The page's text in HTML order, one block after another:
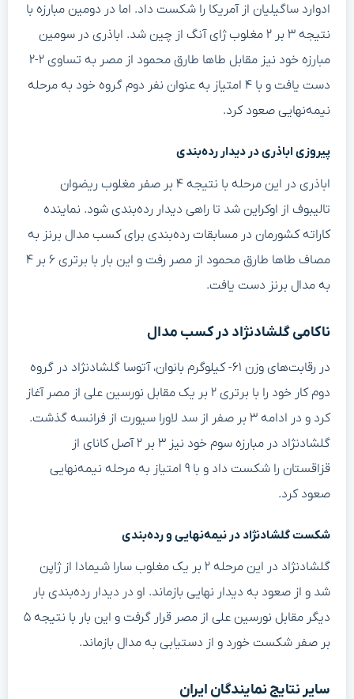
ادوارد ساگیلیان از آمریکا را شکست داد. اما در دومین مبارزه با
نتیجه ۳ بر ۲ مغلوب ژای آنگ از چین شد. اباذری در سومین
مبارزه خود نیز مقابل طاها طارق محمود از مصر به تساوی ۲-۲
دست یافت و با ۴ امتیاز به عنوان نفر دوم گروه خود به مرحله
نیمه‌نهایی صعود کرد.
پیروزی اباذری در دیدار رده‌بندی
اباذری در این مرحله با نتیجه ۴ بر صفر مغلوب ریضوان
تالیبوف از اوکراین شد تا راهی دیدار رده‌بندی شود. نماینده
کاراته کشورمان در مسابقات رده‌بندی برای کسب مدال برنز به
مصاف طاها طارق محمود از مصر رفت و این بار با برتری ۶ بر ۴
به مدال برنز دست یافت.
ناکامی گلشادنژاد در کسب مدال
در رقابت‌های وزن ۶۱- کیلوگرم بانوان، آتوسا گلشادنژاد در گروه
دوم کار خود را با برتری ۲ بر یک مقابل نورسین علی از مصر آغاز
کرد و در ادامه ۳ بر صفر از سد لاورا سیورت از فرانسه گذشت.
گلشادنژاد در مبارزه سوم خود نیز ۳ بر ۲ آصل کانای از
قزاقستان را شکست داد و با ۹ امتیاز به مرحله نیمه‌نهایی
صعود کرد.
شکست گلشادنژاد در نیمه‌نهایی و رده‌بندی
گلشادنژاد در این مرحله ۲ بر یک مغلوب سارا شیمادا از ژاپن
شد و از صعود به دیدار نهایی بازماند. او در دیدار رده‌بندی بار
دیگر مقابل نورسین علی از مصر قرار گرفت و این بار با نتیجه ۵
بر صفر شکست خورد و از دستیابی به مدال بازماند.
سایر نتایج نمایندگان ایران